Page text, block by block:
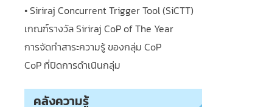
• Siriraj Concurrent Trigger Tool (SiCTT)
เกณฑ์รางวัล Siriraj CoP of The Year
การจัดทำสาระความรู้ ของกลุ่ม CoP
CoP ที่ปิดการดำเนินกลุ่ม
คลังความรู้